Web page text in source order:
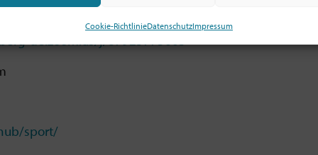
Cookie-RichtlinieDatenschutzImpressum
de.zoom.us/j/87925775605
sport/